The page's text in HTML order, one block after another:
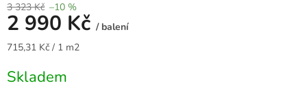
3 323 Kč –10 %
2 990 Kč / balení
Měrná
715,31 Kč / 1 m2
Skladem